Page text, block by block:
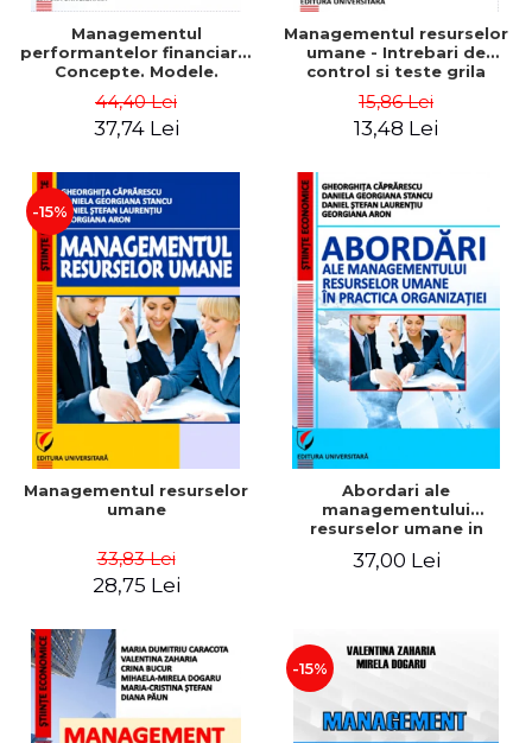
Managementul
performantelor financiare.
Concepte. Modele.
44,40 Lei
37,74 Lei
Managementul resurselor
umane - Intrebari de
control si teste grila
15,86 Lei
13,48 Lei
-15%
Managementul resurselor
umane
33,83 Lei
28,75 Lei
Abordari ale
managementului
resurselor umane in
37,00 Lei
-15%